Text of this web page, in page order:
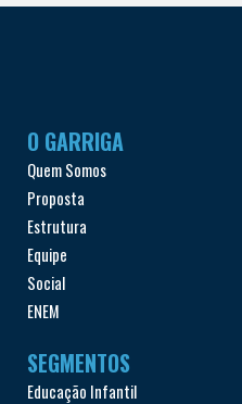
O GARRIGA
Quem Somos
Proposta
Estrutura
Equipe
Social
ENEM
SEGMENTOS
Educação Infantil